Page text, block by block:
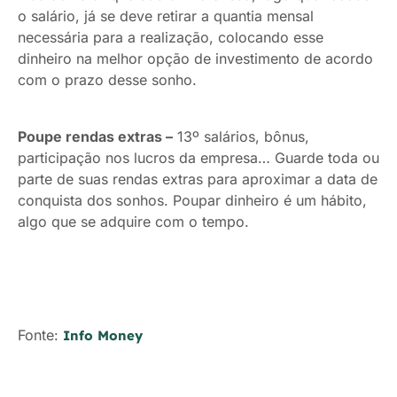
o salário, já se deve retirar a quantia mensal
necessária para a realização, colocando esse
dinheiro na melhor opção de investimento de acordo
com o prazo desse sonho.
Poupe rendas extras – 13º salários, bônus,
participação nos lucros da empresa… Guarde toda ou
parte de suas rendas extras para aproximar a data de
conquista dos sonhos. Poupar dinheiro é um hábito,
algo que se adquire com o tempo.
Fonte: Info Money